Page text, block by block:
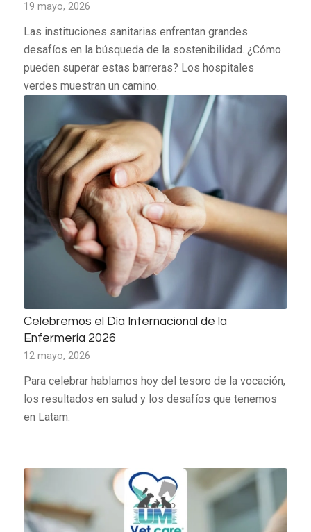
19 mayo, 2026
Las instituciones sanitarias enfrentan grandes
desafíos en la búsqueda de la sostenibilidad. ¿Cómo
pueden superar estas barreras? Los hospitales
verdes muestran un camino.
Celebremos el Día Internacional de la
Enfermería 2026
12 mayo, 2026
Para celebrar hablamos hoy del tesoro de la vocación,
los resultados en salud y los desafíos que tenemos
en Latam.